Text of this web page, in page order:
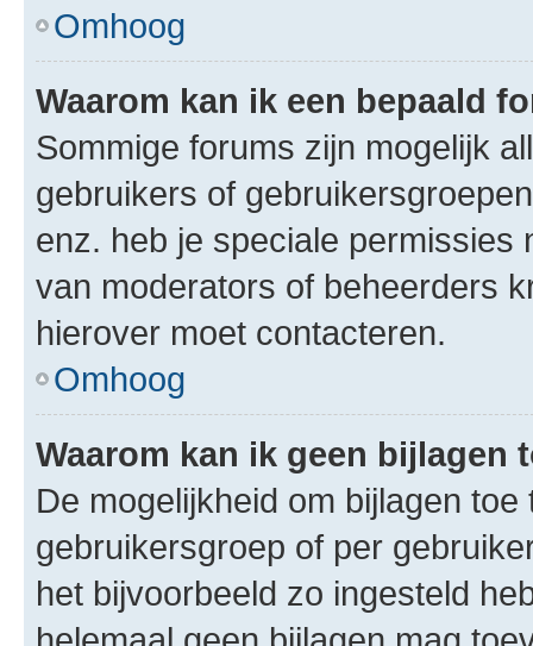
Omhoog
Waarom kan ik een bepaald
Sommige forums zijn mogelijk
gebruikers of
enz. heb je speciale permissies
van moderators of beheerders
hierover moet contacteren.
Omhoog
Waarom kan ik geen bijlagen
De mogelijkheid om bijlagen
gebruikersgroep of per
het bijvoorbeeld zo ingesteld